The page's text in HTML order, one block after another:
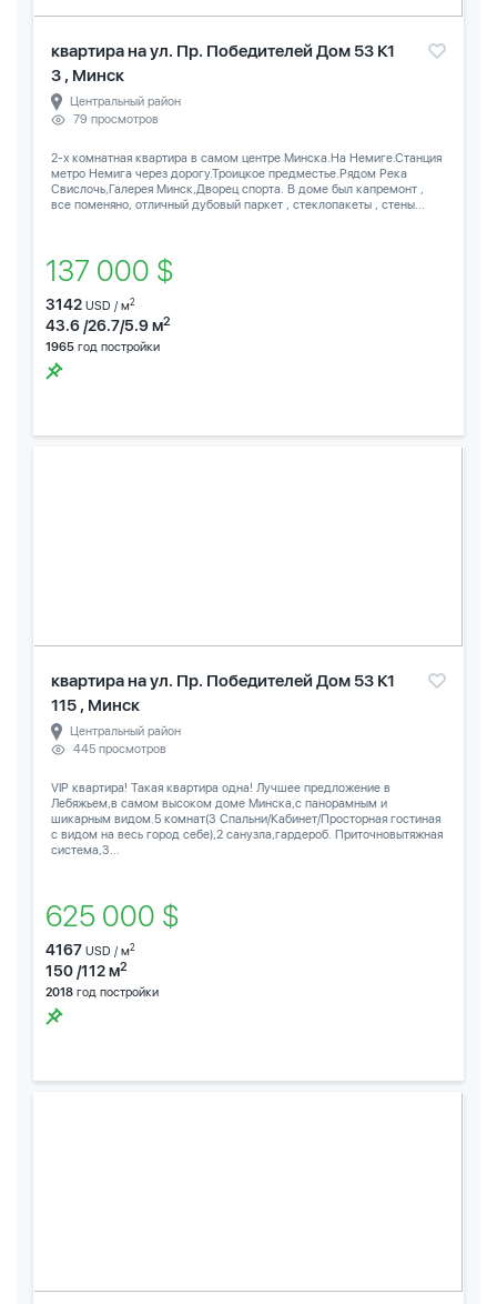
квартира на ул. Пр. Победителей Дом 53 К1
3 , Минск
Центральный район
79 просмотров
2-х комнатная квартира в самом центре Минска.На Немиге.Станция
метро Немига через дорогу.Троицкое предместье.Рядом Река
Свислочь,Галерея Минск,Дворец спорта. В доме был капремонт ,
все поменяно, отличный дубовый паркет , стеклопакеты , стены...
137 000 $
3142 USD / м2
43.6 /26.7/5.9 м2
1965 год постройки
квартира на ул. Пр. Победителей Дом 53 К1
115 , Минск
Центральный район
445 просмотров
VIP квартира! Такая квартира одна! Лучшее предложение в
Лебяжьем,в самом высоком доме Минска,с панорамным и
шикарным видом.5 комнат(3 Спальни/Кабинет/Просторная гостиная
с видом на весь город себе),2 санузла,гардероб. Приточновытяжная
система,3...
625 000 $
4167 USD / м2
150 /112 м2
2018 год постройки